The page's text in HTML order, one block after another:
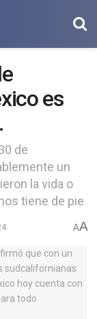
es
Erick
de
un
la vida o
tiene de pie
AA